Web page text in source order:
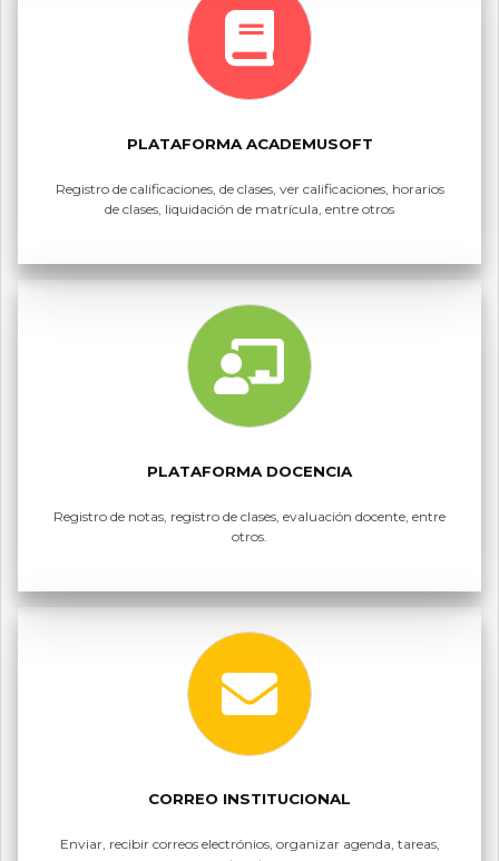
PLATAFORMA ACADEMUSOFT
Registro de calificaciones, de clases, ver calificaciones, horarios
de clases, liquidación de matrícula, entre otros
PLATAFORMA DOCENCIA
Registro de notas, registro de clases, evaluación docente, entre
otros.
CORREO INSTITUCIONAL
Enviar, recibir correos electrónios, organizar agenda, tareas,